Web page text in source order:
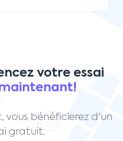
votre essai
vous bénéficierez d'un
gratuit.